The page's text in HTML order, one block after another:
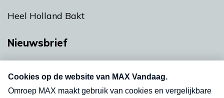
Heel Holland Bakt
Nieuwsbrief
nieuwsbrief. Elke vrijdag- en dinsdagochtend in
uw mailbox.